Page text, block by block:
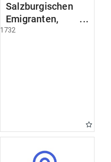
Salzburgischen
Emigranten,
welche nach
1732